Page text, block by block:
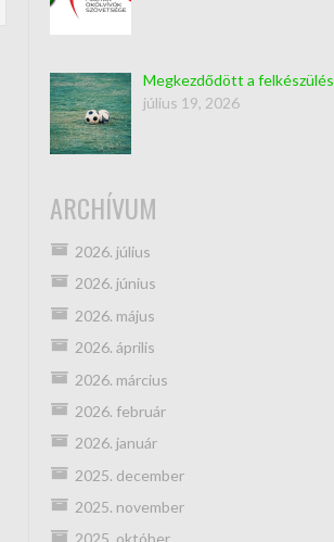
Megkezdődött a felkészülés
július 19, 2026
ARCHÍVUM
2026. július
2026. június
2026. május
2026. április
2026. március
2026. február
2026. január
2025. december
2025. november